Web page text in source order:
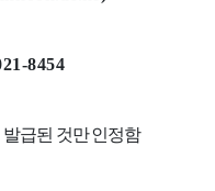
8454
급된 것만 인정함